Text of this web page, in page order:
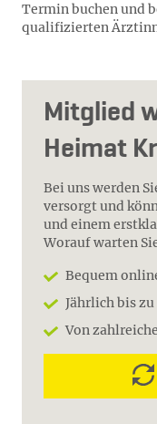
Termin buchen und
qualifizierten
Mitglied
Heimat
Bei uns werden
versorgt und
und einem
Worauf warten
Bequem
Jährlich bis zu
Von